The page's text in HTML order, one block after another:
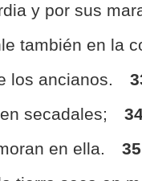
y por sus
también en la
los ancianos.
secadales;
en ella.
35